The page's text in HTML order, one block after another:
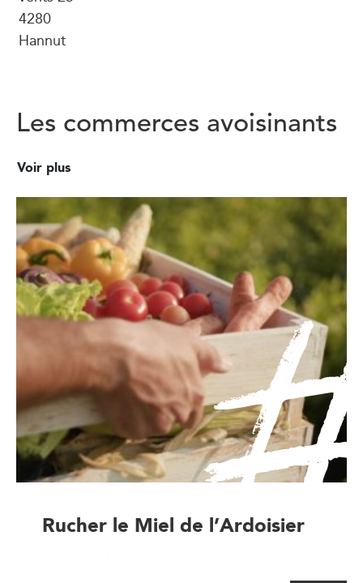
4280
Hannut
Les commerces avoisinants
Voir plus
Rucher le Miel de l’Ardoisier